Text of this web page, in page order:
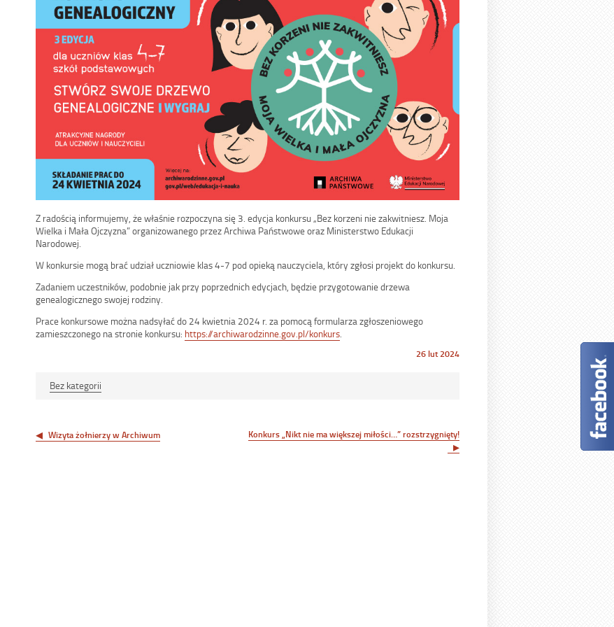
Z radością informujemy, że właśnie rozpoczyna się 3. edycja konkursu „Bez korzeni nie zakwitniesz. Moja
Wielka i Mała Ojczyzna” organizowanego przez Archiwa Państwowe oraz Ministerstwo Edukacji
Narodowej.
W konkursie mogą brać udział uczniowie klas 4-7 pod opieką nauczyciela, który zgłosi projekt do konkursu.
Zadaniem uczestników, podobnie jak przy poprzednich edycjach, będzie przygotowanie drzewa
genealogicznego swojej rodziny.
Prace konkursowe można nadsyłać do 24 kwietnia 2024 r. za pomocą formularza zgłoszeniowego
zamieszczonego na stronie konkursu: https://archiwarodzinne.gov.pl/konkurs.
Opublikowano
26 lut 2024
Bez kategorii
wpisu
Wizyta żołnierzy w Archiwum Konkurs „Nikt nie ma większej miłości…” rozstrzygnięty!